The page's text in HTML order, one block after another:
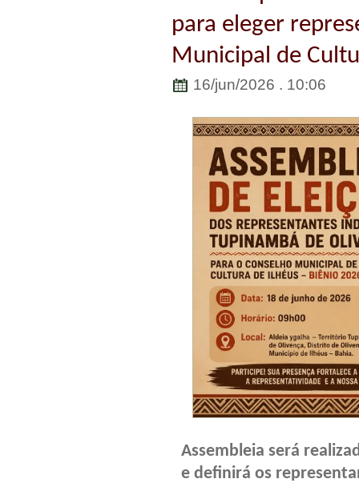
para eleger
Municipal de
16/jun/2026 . 10:06
Assembleia será
e definirá os